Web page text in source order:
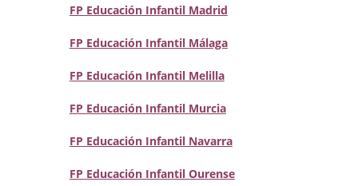
FP Educación Infantil Madrid
FP Educación Infantil Málaga
FP Educación Infantil Melilla
FP Educación Infantil Murcia
FP Educación Infantil Navarra
FP Educación Infantil Ourense